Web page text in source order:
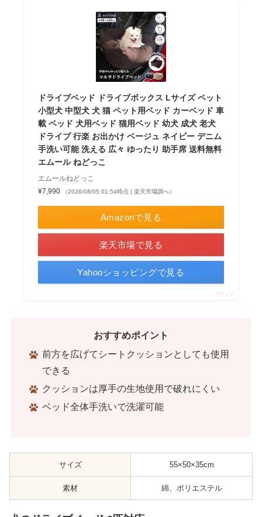
ドライブベッド ドライブボックス Lサイズ ペット
小型犬 中型犬 犬 猫 ペット用ベッド カーベッド 車
載 ベッド 犬用ベッド 猫用ベッド 幼犬 成犬 老犬
ドライブ 行楽 お出かけ ベージュ ネイビー デニム
手洗い可能 洗える 広々 ゆったり 助手席 送料無料
エムール ねどっこ
エムールねどっこ
¥7,990
（2026/08/05 01:54時点 | 楽天市場調べ）
Amazonで見る
楽天市場で見る
Yahooショッピングで見る
ポチップ
おすすめポイント
前方を広げてシートクッションとしても使用
できる
クッションは厚手の生地使用で破れにくい
ベッド全体手洗いで洗濯可能
サイズ 55×50×35cm
素材 綿、ポリエステル